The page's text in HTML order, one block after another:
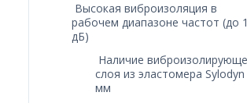
Высокая виброизоляция в
рабочем диапазоне частот (до
дБ)
Наличие
слоя из эластомера
мм